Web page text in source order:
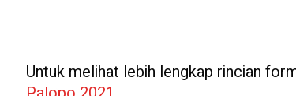
Untuk melihat lebih lengkap rincian